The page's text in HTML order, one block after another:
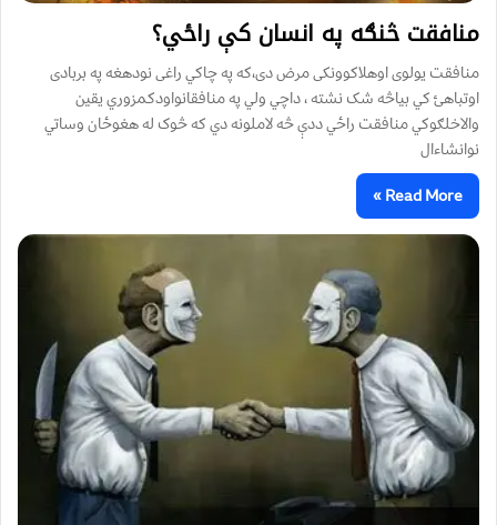
منافقت څنګه په انسان کې راځي؟
منافقت يولوی اوهلاکوونکی مرض دی،که په چاکي راغی نودهغه په بربادی
اوتباهئ کي بياڅه شک نشته ، داچي ولي په منافقانواودکمزوري يقين
والاخلګوکي منافقت راځي ددې څه لاملونه دي که څوک له هغوځان وساتي
نوانشاءال
Read More »